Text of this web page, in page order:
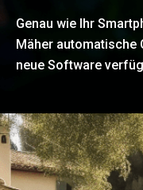
Genau wie Ihr
Mäher automatische
neue Software